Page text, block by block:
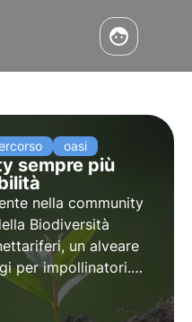
oasi
sempre più
nella community
Biodiversità
un alveare
per impollinatori.
Logistics
(Environmental